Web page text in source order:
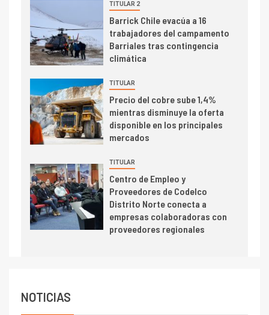
trimestre
I+D
Informe bimensual de
Cochilco: precio del cobre
alcanza máximos por escasez
5 I+D
Estudio revela cómo el precio
del cobre y educación superior
se relacionan en zonas
mineras
6 I+D
BHP proyecta producción de
cobre cercana a 2 millones de
toneladas tras récord en
Escondida
TITULAR 2
Barrick Chile evacúa a 16
trabajadores del campamento
Barriales tras contingencia
climática
TITULAR
Precio del cobre sube 1,4%
mientras disminuye la oferta
disponible en los principales
mercados
TITULAR
Centro de Empleo y
Proveedores de Codelco
Distrito Norte conecta a
empresas colaboradoras con
proveedores regionales
NOTICIAS